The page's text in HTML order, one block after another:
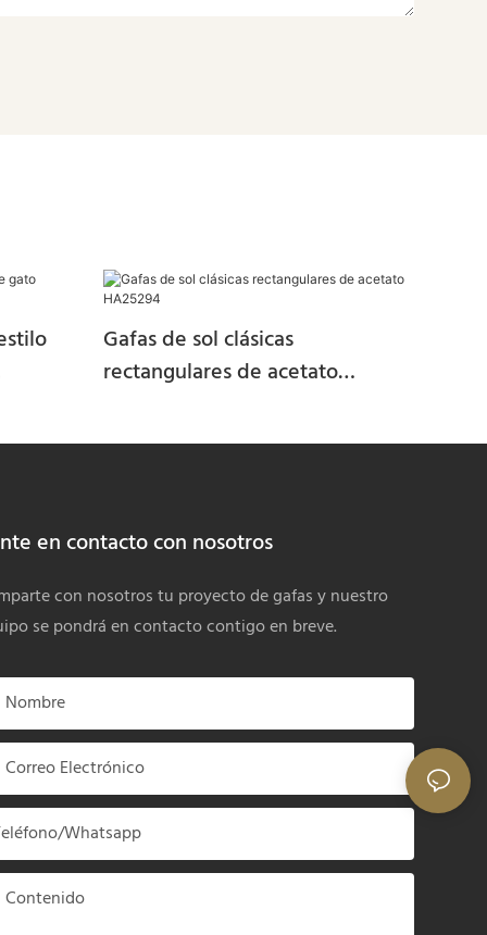
Gafas de sol clásicas
rectangulares de acetato
en contacto con nosotros
con nosotros tu proyecto de gafas y nuestro
se pondrá en contacto contigo en breve.
Nombre
Correo Electrónico
whatsapp
Contenido